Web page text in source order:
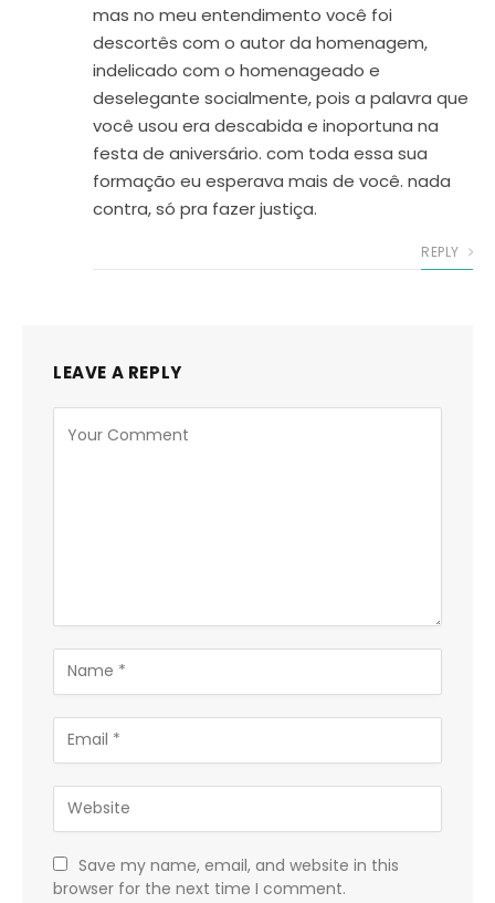
mas no meu entendimento você foi
descortês com o autor da homenagem,
indelicado com o homenageado e
deselegante socialmente, pois a palavra que
você usou era descabida e inoportuna na
festa de aniversário. com toda essa sua
formação eu esperava mais de você. nada
contra, só pra fazer justiça.
REPLY
LEAVE A REPLY
Save my name, email, and website in this
browser for the next time I comment.